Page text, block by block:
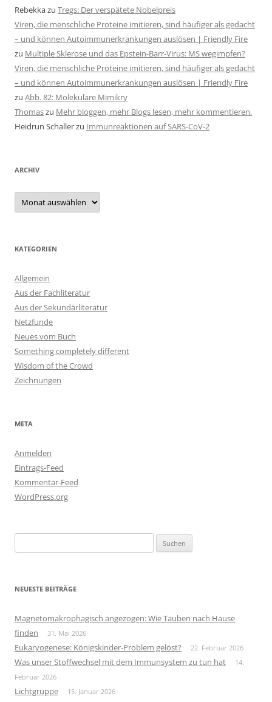
Rebekkazu Tregs: Der verspätete Nobelpreis
Viren, die menschliche Proteine imitieren, sind häufiger als gedacht
– und können Autoimmunerkrankungen auslösen | Friendly Fire
zu Multiple Sklerose und das Epstein-Barr-Virus: MS wegimpfen?
Viren, die menschliche Proteine imitieren, sind häufiger als gedacht
– und können Autoimmunerkrankungen auslösen | Friendly Fire
zu Abb. 82: Molekulare Mimikry
Thomaszu Mehr bloggen, mehr Blogs lesen, mehr kommentieren.
Heidrun Schallerzu Immunreaktionen auf SARS-CoV-2
ARCHIV
Archiv
KATEGORIEN
Allgemein
Aus der Fachliteratur
Aus der Sekundärliteratur
Netzfunde
Neues vom Buch
Something completely different
Wisdom of the Crowd
Zeichnungen
META
Anmelden
Eintrags-Feed
Kommentar-Feed
WordPress.org
nach:
NEUESTE BEITRÄGE
Magnetomakrophagisch angezogen: Wie Tauben nach Hause
finden
31. Mai 2026
Eukaryogenese: Königskinder-Problem gelöst? 22. Februar 2026
Was unser Stoffwechsel mit dem Immunsystem zu tun hat
14.
Februar 2026
Lichtgruppe 15. Januar 2026